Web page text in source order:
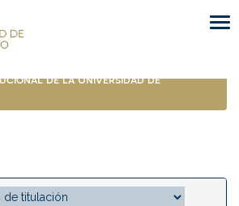
de la Universidad de